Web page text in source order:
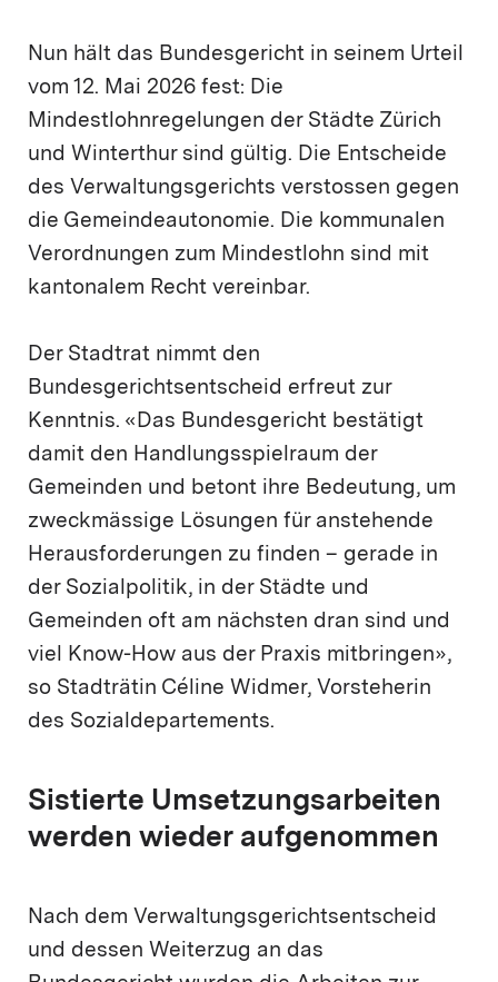
Nun hält das Bundesgericht in seinem Urteil
vom 12. Mai 2026 fest: Die
Mindestlohnregelungen der Städte Zürich
und Winterthur sind gültig. Die Entscheide
des Verwaltungsgerichts verstossen gegen
die Gemeindeautonomie. Die kommunalen
Verordnungen zum Mindestlohn sind mit
kantonalem Recht vereinbar.
Der Stadtrat nimmt den
Bundesgerichtsentscheid erfreut zur
Kenntnis. «Das Bundesgericht bestätigt
damit den Handlungsspielraum der
Gemeinden und betont ihre Bedeutung, um
zweckmässige Lösungen für anstehende
Herausforderungen zu finden – gerade in
der Sozialpolitik, in der Städte und
Gemeinden oft am nächsten dran sind und
viel Know-How aus der Praxis mitbringen»,
so Stadträtin Céline Widmer, Vorsteherin
des Sozialdepartements.
Sistierte Umsetzungsarbeiten
werden wieder aufgenommen
Nach dem Verwaltungsgerichtsentscheid
und dessen Weiterzug an das